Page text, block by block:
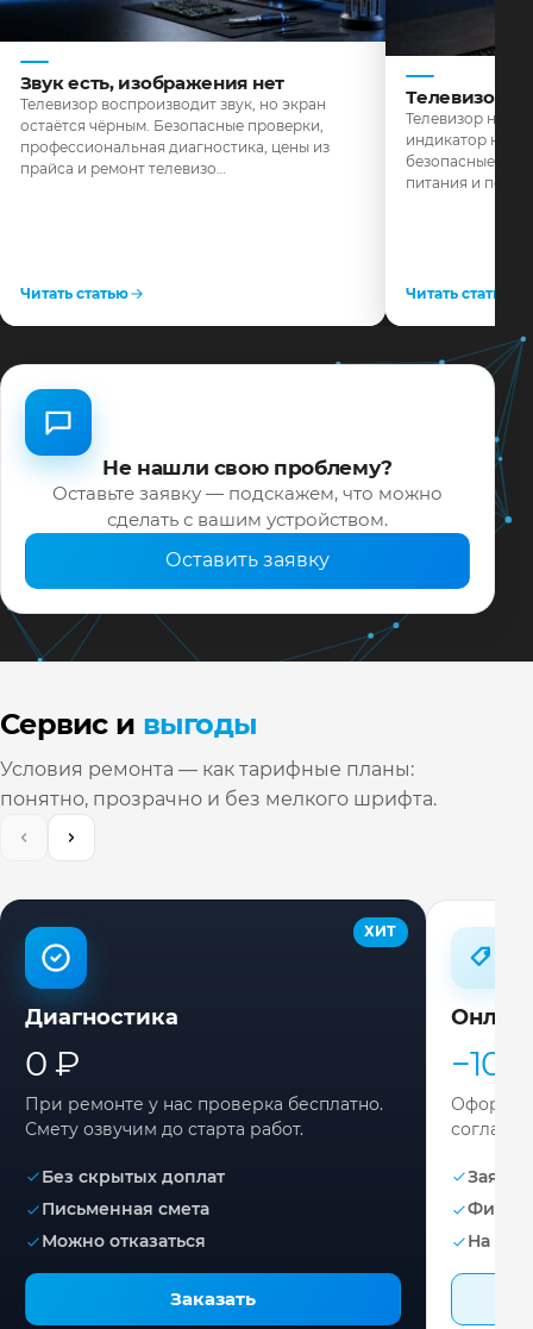
Звук есть, изображения нет
Телевизор воспроизводит звук, но экран
остаётся чёрным. Безопасные проверки,
профессиональная диагностика, цены из
прайса и ремонт телевизо…
Читать статью
Телевизор
Телевизор не
индикатор не
безопасные
питания и
Читать статью
Не нашли свою проблему?
Оставьте заявку — подскажем, что можно
сделать с вашим устройством.
Оставить заявку
Сервис и выгоды
Условия ремонта — как тарифные планы:
понятно, прозрачно и без мелкого шрифта.
ХИТ
Диагностика
0 ₽
При ремонте у нас проверка бесплатно.
Смету озвучим до старта работ.
Без скрытых доплат
Письменная смета
Можно отказаться
Заказать
−10%
Заявка
На